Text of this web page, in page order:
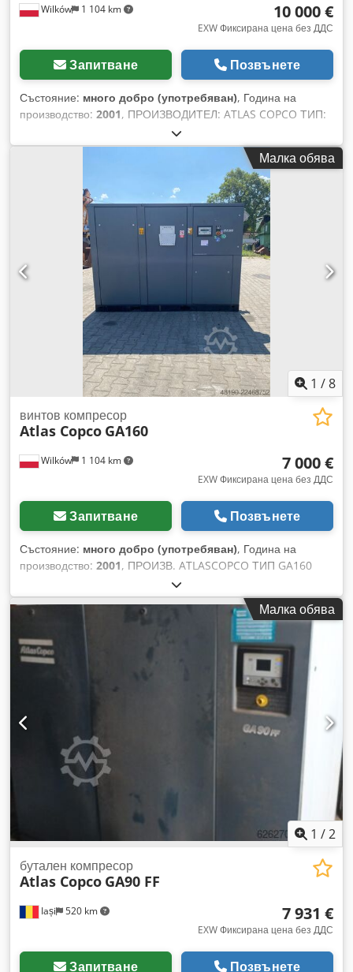
Wilków 1 104 km 10 000 €
EXW Фиксирана цена без ДДС
Запитване Позвънете
Състояние: много добро (употребяван), Година на
производство: 2001, ПРОИЗВОДИТЕЛ: ATLAS COPCO ТИП:
GA180VSD СЕРИЕН НОМЕР: AIF072891 ГОДИНА НА
ПРОИЗВОДСТВО: 2001 МОЩНОСТ (kW): 181
ПРОИЗВОДИТЕЛНОСТ (m3/мин): НАЛЯГАНЕ (bar): 12.50
РАБОТНИ ЧАСОВЕ (РЕАЛНИ/ОБЩО): 85719 Chodpfx Afszq
An No Hea ИНВЕРТОР: да ВГРАДЕН ИЗСУШИТЕЛ: не
ТОПЛООБМЕННИК: не ОХЛАЖДАНЕ (ВЪЗДУХ/ВОДА):
въздух МОНТИРАН НА РЕЗЕРВОАР: не ДОКУМЕНТАЦИЯ:
не ВХОД: 2 1/2 НОВО/ИЗПОЛЗВАНО: ИЗПОЛЗВАНО
Малка обява
1 /8
Wilków 1 104 km
винтов компресор
Atlas Copco GA160
7 000 €
EXW Фиксирана цена без ДДС
Запитване Позвънете
Състояние: много добро (употребяван), Година на
производство: 2001, ПРОИЗВ. ATLASCOPCO ТИП GA160
СЕРИЕН НОМЕР AIF072890 ГОДИНА 2001 МОЩНОСТ (kW)
167 ПРОИЗВОДИТЕЛНОСТ (m3/мин) 21 НАЛЯГАНЕ (bar)
8.5 ЧАСОВЕ (РАБОТА/ОБЩО) ИНВЕРТОР не ВГРАДЕН
ИЗСУШИТЕЛ не ТОПЛООБМЕННИК не ОХЛАЖДАНЕ
(ВЪЗДУХ/ВОДА) въздух МОНТИРАН НА РЕЗЕРВОАР не
ДОКУМЕНТАЦИЯ не ВХОДОВЕ 3 НОВО/ИЗПОЛЗВАНО
ИЗПОЛЗВАНО Csdjzq Afuspfx Af Heha
Малка обява
1 /2
Iași 520 km
бутален компресор
Atlas Copco GA90 FF
7 931 €
EXW Фиксирана цена без ДДС
Запитване Позвънете